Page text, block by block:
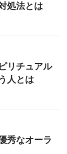
処法とは
リチュアル
人とは
秀なオーラ